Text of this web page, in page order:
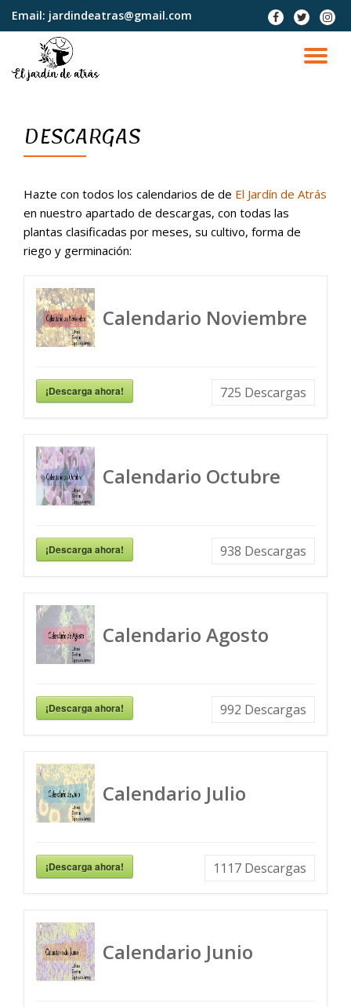
contenido
Email: jardindeatras@gmail.com
fa-
facebook
fa-
twitter
fa-
DESCARGAS
Hazte con todos los calendarios de de El Jardín de Atrás
en nuestro apartado de descargas, con todas las
plantas clasificadas por meses, su cultivo, forma de
riego y germinación:
Calendario Noviembre
¡Descarga ahora! 725 Descargas
Calendario Octubre
¡Descarga ahora! 938 Descargas
Calendario Agosto
¡Descarga ahora! 992 Descargas
Calendario Julio
¡Descarga ahora! 1117 Descargas
Calendario Junio